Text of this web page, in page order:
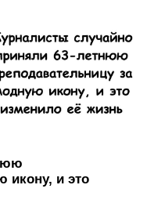
икону, и это